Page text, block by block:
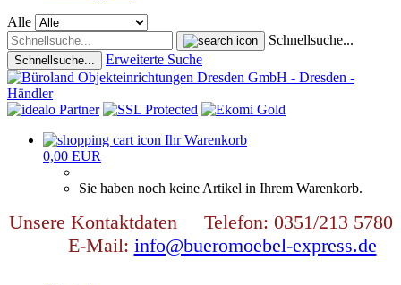
Alle
Schnellsuche...
Schnellsuche... Erweiterte Suche
Ihr Warenkorb
0,00 EUR
Sie haben noch keine Artikel in Ihrem Warenkorb.
Unsere Kontaktdaten Telefon: 0351/213 5780
E-Mail: info@bueromoebel-express.de